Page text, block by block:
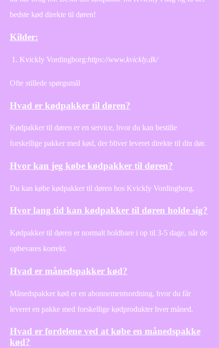
bedste kød direkte til døren!
Kilder:
Kvickly Vordingborg:https://www.kvickly.dk/
Ofte stillede spørgsmål
Hvad er kødpakker til døren?
Kødpakker til døren er en service, hvor du kan bestille
forskellige pakker med kød, der bliver leveret direkte til din dør.
Hvor kan jeg købe kødpakker til døren?
Du kan købe kødpakker til døren hos Kvickly Vordingborg.
Hvor lang tid kan kødpakker til døren holde sig?
Kødpakker til døren er normalt holdbare i op til 3-5 dage, når de
opbevares korrekt.
Hvad er månedspakker kød?
Månedspakker kød er en abonnementsordning, hvor du får
leveret en pakke med forskellige kødprodukter hver måned.
Hvad er fordelene ved at købe en månedspakke
kød?